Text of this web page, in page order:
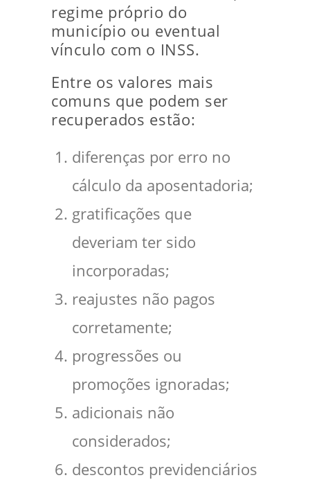
regime próprio do
município ou eventual
vínculo com o INSS.
Entre os valores mais
comuns que podem ser
recuperados estão:
diferenças por erro no
cálculo da aposentadoria;
gratificações que
deveriam ter sido
incorporadas;
reajustes não pagos
corretamente;
progressões ou
promoções ignoradas;
adicionais não
considerados;
descontos previdenciários